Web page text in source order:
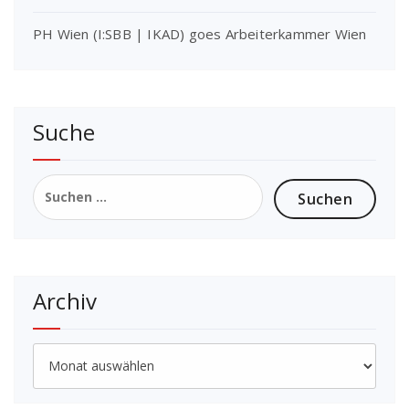
PH Wien (I:SBB | IKAD) goes Arbeiterkammer Wien
Suche
Suchen
nach:
Archiv
Archiv